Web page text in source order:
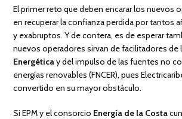
El primer reto que deben encarar los nuevos
en recuperar la confianza perdida por tantos
y exabruptos. Y de contera, es de esperar
nuevos operadores sirvan de facilitadores de
Energéticay del impulso de las fuentes no
energías renovables (FNCER), pues
convertido en su mayor obstáculo.
Si EPM y el consorcio Energía de la Costa